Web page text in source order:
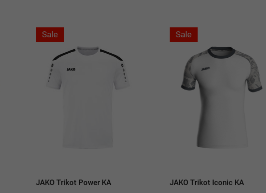
Sale
JAKO Trikot Power KA
Sale
JAKO Trikot Iconic KA